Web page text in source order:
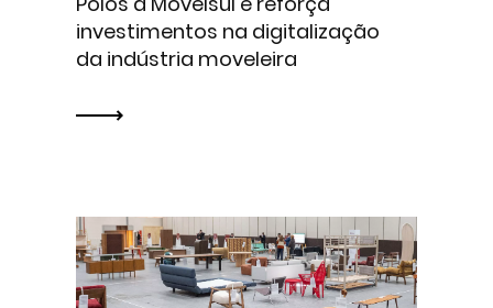
investimentos na digitalização
da indústria moveleira